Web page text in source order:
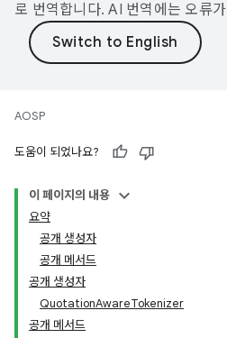
로 번역합니다. AI 번역에는 오류
AOSP
도움이 되었나요?
이 페이지의 내용
요약
공개 생성자
공개 메서드
공개 생성자
QuotationAwareTokenizer
공개 메서드